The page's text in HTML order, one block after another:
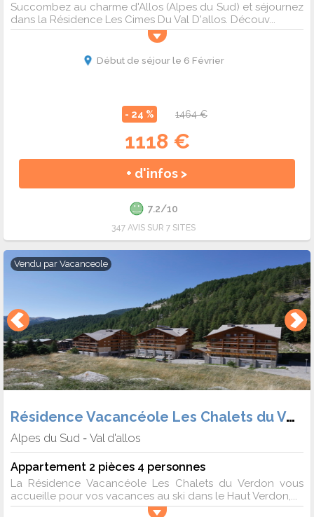
Succombez au charme d'Allos (Alpes du Sud) et séjournez
dans la Résidence Les Cimes Du Val D'allos. Découv...
Début de séjour le 6 Février
- 24 % 1464 €
1118 €
+ d'infos >
7.2/10
347 AVIS SUR 7 SITES
Vendu par Vacanceole
Résidence Vacancéole Les Chalets du Verdon
Alpes du Sud - Val d'allos
Appartement 2 pièces 4 personnes
La Résidence Vacancéole Les Chalets du Verdon vous
accueille pour vos vacances au ski dans le Haut Verdon,...